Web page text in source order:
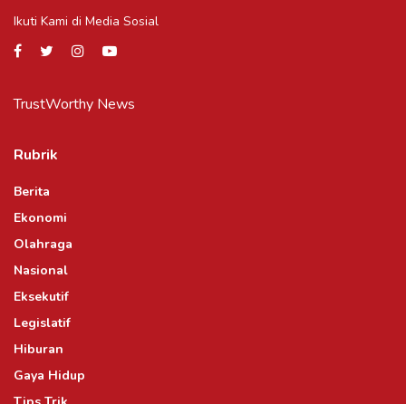
Ikuti Kami di Media Sosial
TrustWorthy News
Rubrik
Berita
Ekonomi
Olahraga
Nasional
Eksekutif
Legislatif
Hiburan
Gaya Hidup